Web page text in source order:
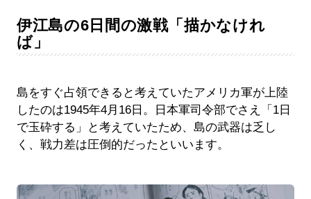
伊江島の6日間の激戦「描かなけれ
ば」
島をすぐ占領できると考えていたアメリカ軍が上陸
したのは1945年4月16日。日本軍司令部でさえ「1日
で玉砕する」と考えていたため、島の武器は乏し
く、戦力差は圧倒的だったといいます。